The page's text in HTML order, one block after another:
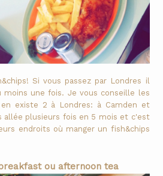
Si vous passez par Londres il
moins une fois. Je vous conseille les
existe 2 à Londres: à Camden et
allée plusieurs fois en 5 mois et c'est
endroits où manger un fish&chips
ou afternoon tea